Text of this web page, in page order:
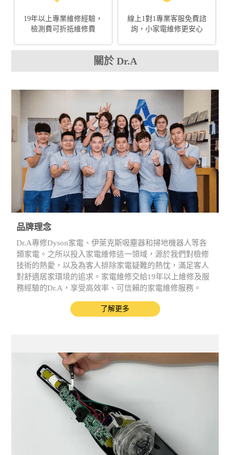
19年以上專業維修經驗，
檢測費可折抵維修費
線上1對1專業客服免費諮
詢，小家電維修更安心
關於 Dr.A
品牌理念
Dr.A專修Dyson家電、伊萊克斯吸塵器和掃地機器人等各
類家電。之所以投入家電維修這一領域，源於我們對檢修
技術的熱愛，以及為客人排除家電疑難的熱忱，滿足客人
對舒適居家環境的追求。家電維修交給19年以上維修及服
務經驗的Dr.A，享受高效率、可信賴的家電維修服務。
了解更多